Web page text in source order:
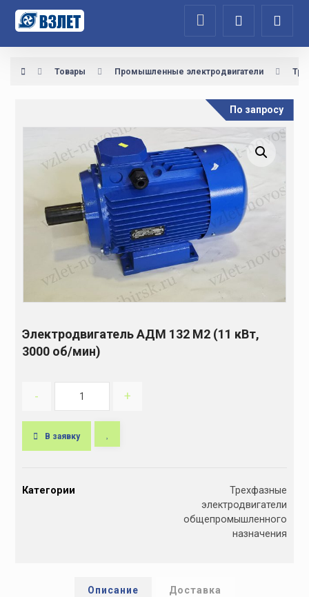
Товары Промышленные электродвигатели
Увеличить изображение
Электродвигатель АДМ 132 М2 (11 кВт,
3000 об/мин)
По запросу
- +
В заявку
tКатегории
Трехфазные
электродвигатели
общепромышленного
назначения
Описание Доставка